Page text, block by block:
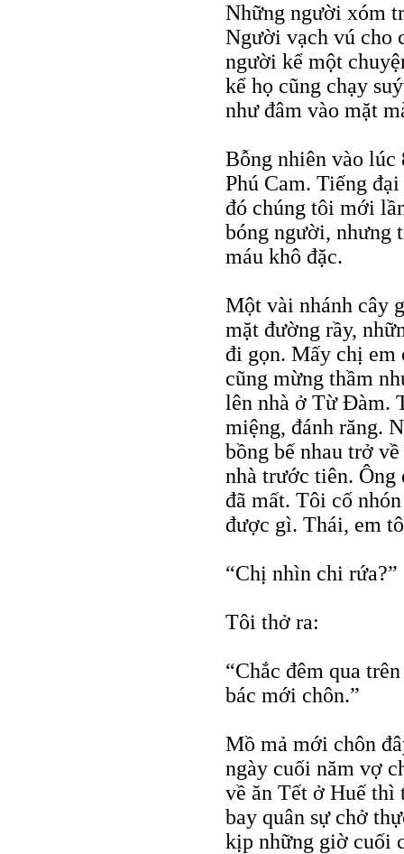
Những người xóm
Người vạch vú cho
người kể một
kể họ cũng chạy
như đâm vào mặt
Bỗng nhiên vào lúc
Phú Cam. Tiếng
đó chúng tôi mới
bóng người, nhưng
máu khô đặc.
Một vài nhánh cây
mặt đường rầy,
đi gọn. Mấy chị em
cũng mừng thầm
lên nhà ở Từ Ðàm.
miệng, đánh răng.
bồng bế nhau trở
nhà trước tiên. Ông
đã mất. Tôi cố
được gì. Thái, em
“Chị nhìn chi rứa?”
Tôi thở ra:
“Chắc đêm qua
bác mới chôn.”
Mồ mả mới chôn
ngày cuối năm vợ
về ăn Tết ở Huế thì
bay quân sự chở
kịp những giờ cuối